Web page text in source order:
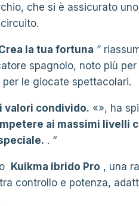
che si è assicurato
la tua fortuna ”
spagnolo, noto più
le giocate spettacolari.
valori condivido. «», ha
ai massimi livelli
. “
Kuikma ibrido Pro , una
controllo e potenza,